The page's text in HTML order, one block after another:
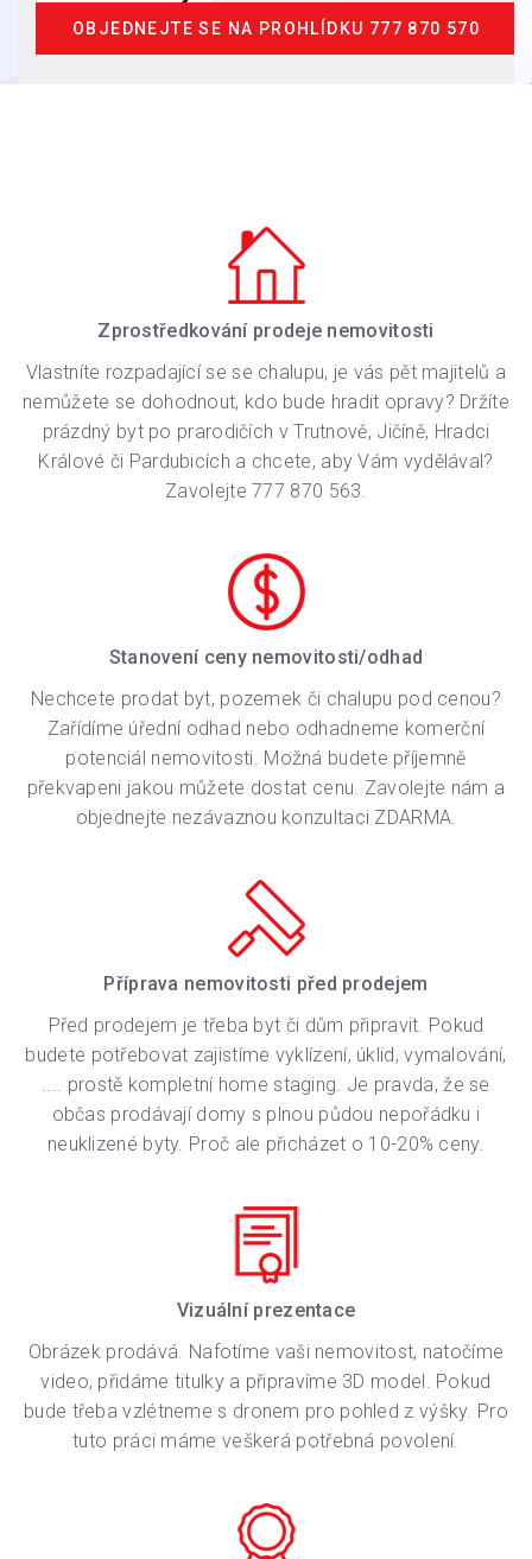
OBJEDNEJTE SE NA PROHLÍDKU 777 870 570
Zprostředkování prodeje nemovitosti
Vlastníte rozpadající se se chalupu, je vás pět majitelů a
nemůžete se dohodnout, kdo bude hradit opravy? Držíte
prázdný byt po prarodičích v Trutnově, Jičíně, Hradci
Králové či Pardubicích a chcete, aby Vám vydělával?
Zavolejte 777 870 563.
Stanovení ceny nemovitosti/odhad
Nechcete prodat byt, pozemek či chalupu pod cenou?
Zařídíme úřední odhad nebo odhadneme komerční
potenciál nemovitosti. Možná budete příjemně
překvapeni jakou můžete dostat cenu. Zavolejte nám a
objednejte nezávaznou konzultaci ZDARMA.
Příprava nemovitosti před prodejem
Před prodejem je třeba byt či dům připravit. Pokud
budete potřebovat zajistíme vyklízení, úklid, vymalování,
.... prostě kompletní home staging. Je pravda, že se
občas prodávají domy s plnou půdou nepořádku i
neuklizené byty. Proč ale přicházet o 10-20% ceny.
Vizuální prezentace
Obrázek prodává. Nafotíme vaši nemovitost, natočíme
video, přidáme titulky a připravíme 3D model. Pokud
bude třeba vzlétneme s dronem pro pohled z výšky. Pro
tuto práci máme veškerá potřebná povolení.